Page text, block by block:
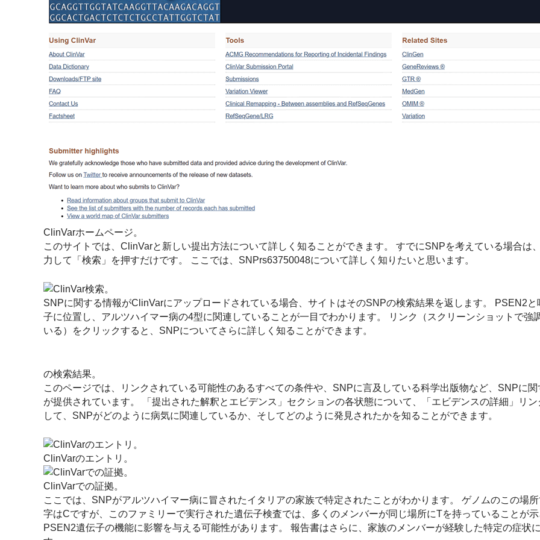
ClinVarホームページ。
このサイトでは、ClinVarと新しい提出方法について詳しく知ることができます。 すでにSNPを考えている場合は
力して「検索」を押すだけです。 ここでは、SNPrs63750048について詳しく知りたいと思います。
SNPに関する情報がClinVarにアップロードされている場合、サイトはそのSNPの検索結果を返します。 PSEN2と
子に位置し、アルツハイマー病の4型に関連していることが一目でわかります。 リンク（スクリーンショットで強
いる）をクリックすると、SNPについてさらに詳しく知ることができます。
の検索結果。
このページでは、リンクされている可能性のあるすべての条件や、SNPに言及している科学出版物など、SNPに関
が提供されています。 「提出された解釈とエビデンス」セクションの各状態について、「エビデンスの詳細」リン
して、SNPがどのように病気に関連しているか、そしてどのように発見されたかを知ることができます。
ClinVarのエントリ。
ClinVarでの証拠。
ここでは、SNPがアルツハイマー病に冒されたイタリアの家族で特定されたことがわかります。 ゲノムのこの場
字はCですが、このファミリーで実行された遺伝子検査では、多くのメンバーが同じ場所にTを持っていることが示
PSEN2遺伝子の機能に影響を与える可能性があります。 報告書はさらに、家族のメンバーが経験した特定の症状